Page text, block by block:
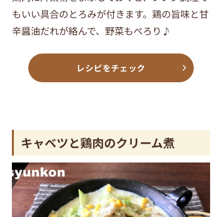
もいい具合のとろみが付きます。鶏の旨味と甘
辛醤油だれが絡んで、野菜もぺろり♪
レシピをチェック
キャベツと鶏肉のクリーム煮